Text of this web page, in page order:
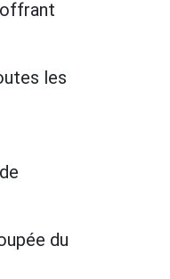
les
du